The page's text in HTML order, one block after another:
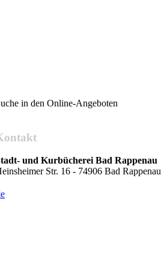
in den Online-Angeboten
und Kurbücherei Bad Rappenau
Str. 16 - 74906 Bad Rappenau